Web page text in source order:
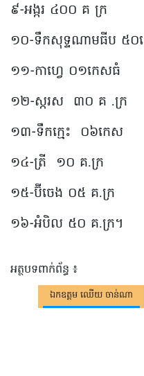
៩-អង្ករ ៤០០ គ ក្រ
១០-ទឹកសុទ្ទណាមធីប ៥០
១១-កាហ្វេ ០១កេសធំ
១២-ស្ករស ៣០ គ .ក្រ
១៣-ទឹកក្មេះ ០៦កេស
១៤-ត្រី ១០ គ.ក្រ
១៥-ប៊ីចេង ០៥ គ.ក្រ
១៦-អំបិល ៥០ គ.ក្រ។
អត្ថបទពាក់ព័ន្ធ ៖
ឯកឧត្តម ឈើយ ចាន់ណា